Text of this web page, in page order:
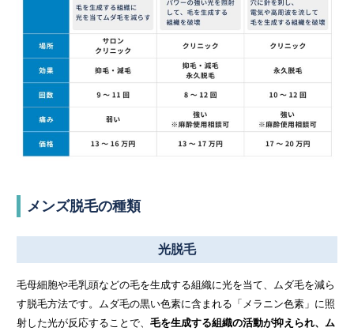
メンズ脱毛の種類
光脱毛
毛母細胞や毛乳頭などの毛を生成する組織に光を当て、ムダ毛を減ら
す脱毛方法です。ムダ毛の黒い色素に含まれる「メラニン色素」に照
射した光が反応することで、 毛を生成する組織の活動が抑えられ、ム